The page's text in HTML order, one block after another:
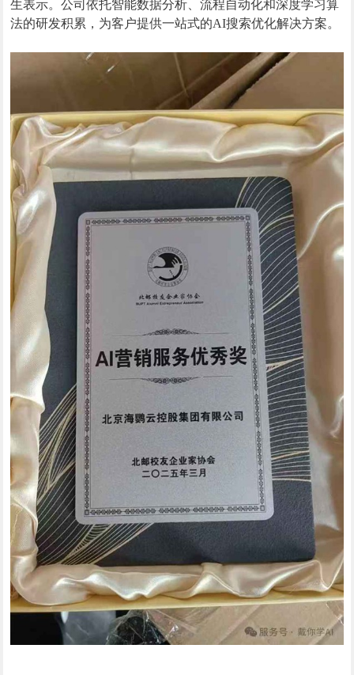
生表示。公司依托智能数据分析、流程自动化和深度学习算
法的研发积累，为客户提供一站式的AI搜索优化解决方案。